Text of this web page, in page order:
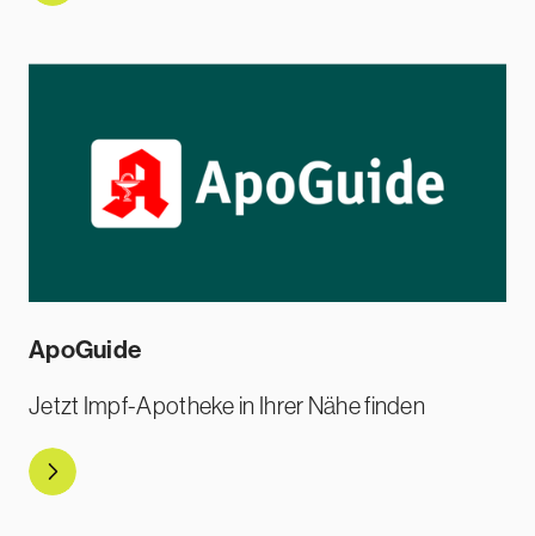
ApoGuide
Jetzt Impf-Apotheke in Ihrer Nähe finden